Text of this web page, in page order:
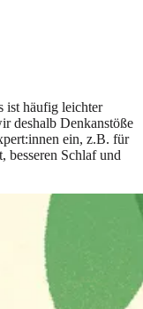
ist häufig leichter
deshalb Denkanstöße
ein, z.B. für
besseren Schlaf und